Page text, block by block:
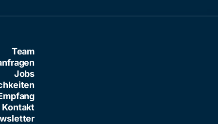
Team
Jobs
Kontakt